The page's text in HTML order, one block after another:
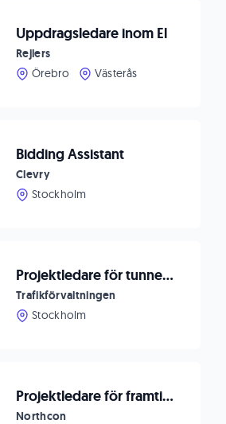
Uppdragsledare inom El
Rejlers
Örebro
Västerås
Bidding Assistant
Clevry
Stockholm
Projektledare för tunnelbanans fordonsprojekt
Trafikförvaltningen
Stockholm
Projektledare för framtida behov
Northcon